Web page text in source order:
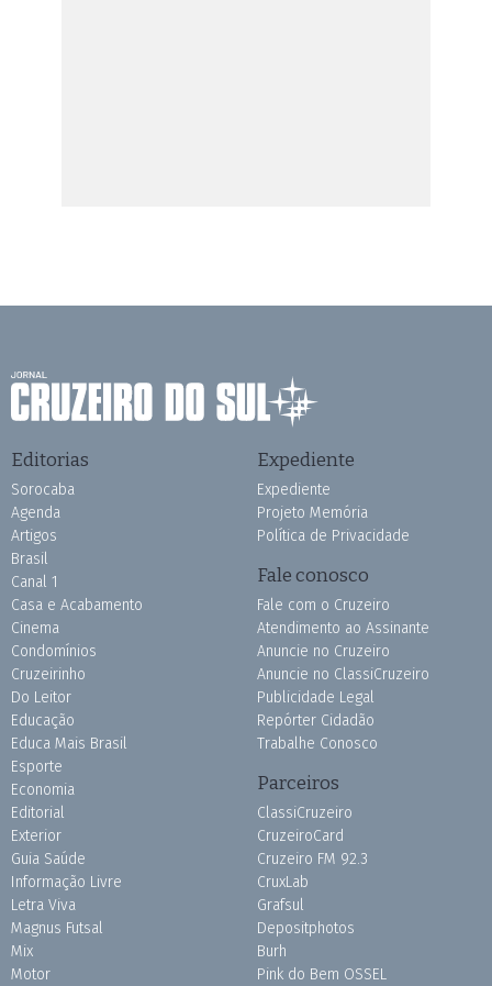
Editorias
Sorocaba
Agenda
Artigos
Brasil
Canal 1
Casa e Acabamento
Cinema
Condomínios
Cruzeirinho
Do Leitor
Educação
Educa Mais Brasil
Esporte
Economia
Editorial
Exterior
Guia Saúde
Informação Livre
Letra Viva
Magnus Futsal
Mix
Motor
Expediente
Expediente
Projeto Memória
Política de Privacidade
Fale conosco
Fale com o Cruzeiro
Atendimento ao Assinante
Anuncie no Cruzeiro
Anuncie no ClassiCruzeiro
Publicidade Legal
Repórter Cidadão
Trabalhe Conosco
Parceiros
ClassiCruzeiro
CruzeiroCard
Cruzeiro FM 92.3
CruxLab
Grafsul
Depositphotos
Burh
Pink do Bem OSSEL